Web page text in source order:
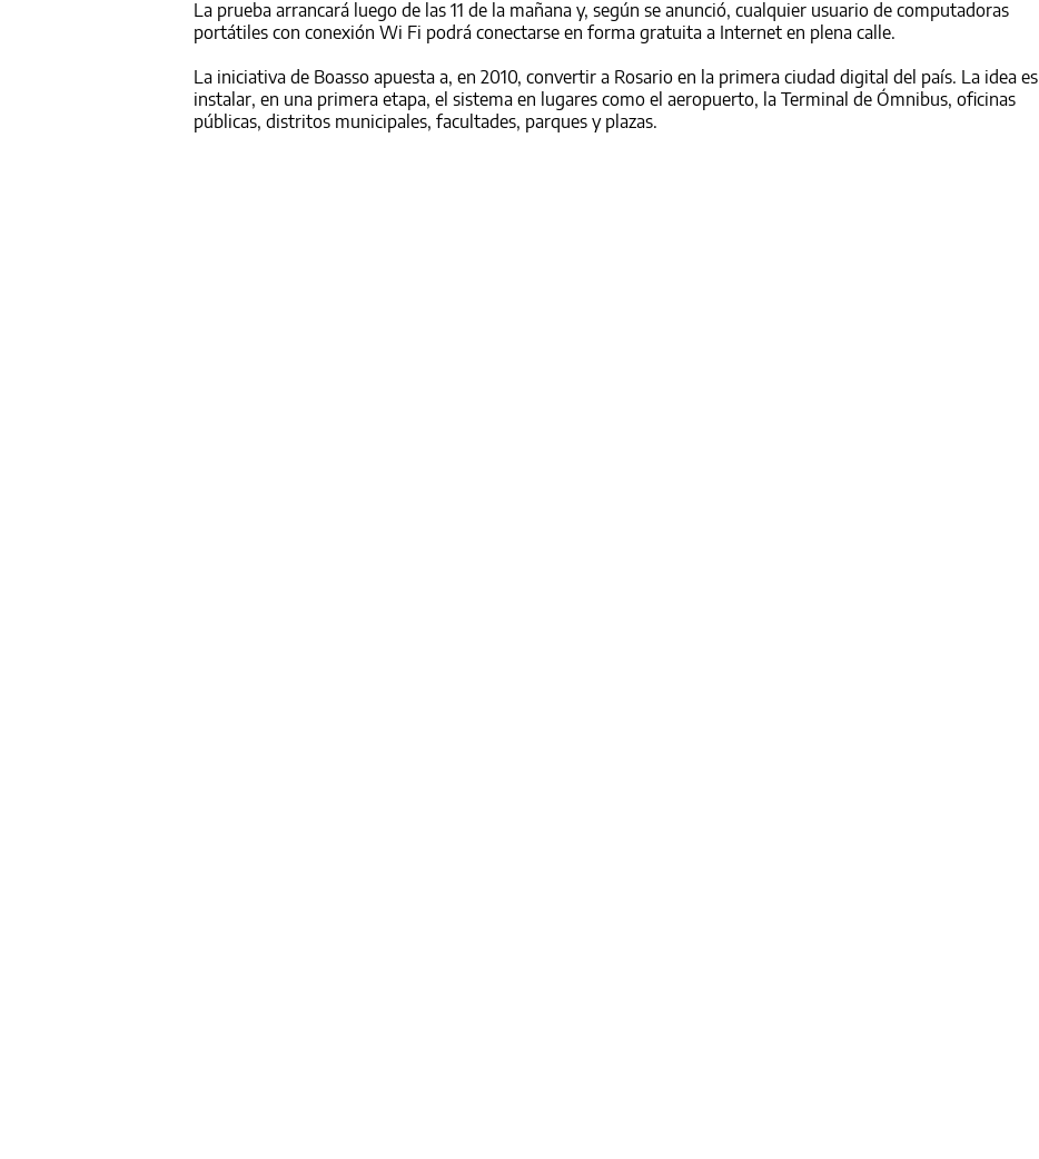
La prueba arrancará luego de las 11 de la mañana y, según se anunció, cualquier usuario de computadoras
portátiles con conexión Wi Fi podrá conectarse en forma gratuita a Internet en plena calle.
La iniciativa de Boasso apuesta a, en 2010, convertir a Rosario en la primera ciudad digital del país. La idea es
instalar, en una primera etapa, el sistema en lugares como el aeropuerto, la Terminal de Ómnibus, oficinas
públicas, distritos municipales, facultades, parques y plazas.